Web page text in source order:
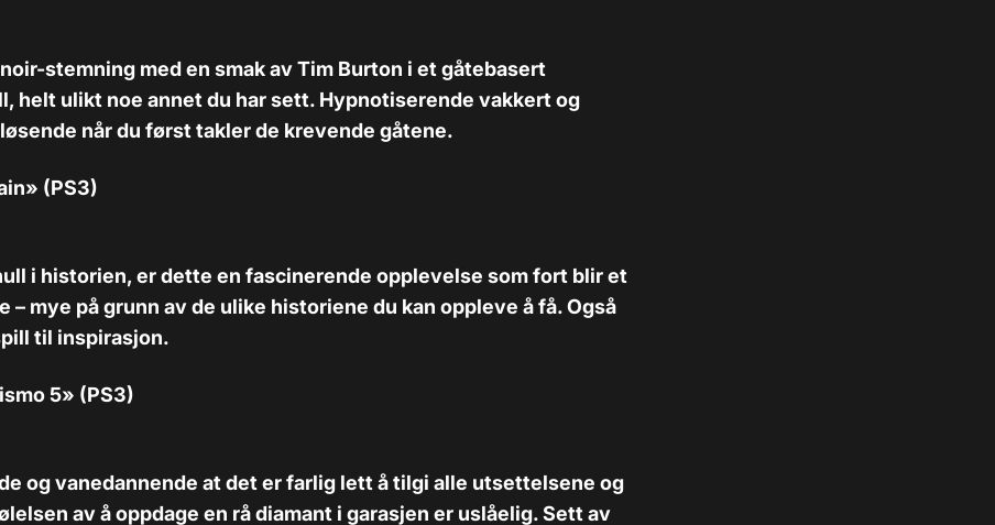
stemning med en smak av Tim Burton i et gåtebasert
helt ulikt noe annet du har sett. Hypnotiserende vakkert og
når du først takler de krevende gåtene.
(PS3)
i historien, er dette en fascinerende opplevelse som fort blir et
– mye på grunn av de ulike historiene du kan oppleve å få. Også
til inspirasjon.
5» (PS3)
og vanedannende at det er farlig lett å tilgi alle utsettelsene og
av å oppdage en rå diamant i garasjen er uslåelig. Sett av